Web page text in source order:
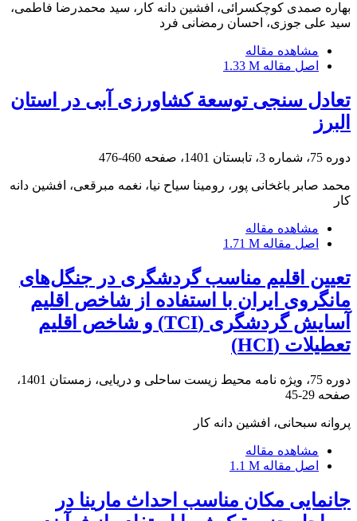
بهاره صمدی کوچکسرائی، افشین دانه کار، سید محمدرضا فاطمی،
سید علی جوزی، احسان رمضانی فرد
مشاهده مقاله
اصل مقاله 1.33 M
تعادل سنجی توسعة کشاورزی آبی در استان
البرز
دوره 75، شماره 3، تابستان 1401، صفحه 460-476
محمد صابر باغخانی پور، رومینا سیاح نیا، نغمه مبرقعی، افشین دانه
کار
مشاهده مقاله
اصل مقاله 1.71 M
تعیین اقلیم مناسب گردشگری در جنگل‌های
مانگروی ایران با استفاده از شاخص اقلیم
آسایش گردشگری (TCI) و شاخص اقلیم
تعطیلات (HCI)
دوره 75، ویژه نامه محیط زیست ساحلی و دریایی، زمستان 1401،
صفحه 29-45
پروانه سبحانی، افشین دانه کار
مشاهده مقاله
اصل مقاله 1.1 M
جانمایی مکان مناسب احداث مارینا در